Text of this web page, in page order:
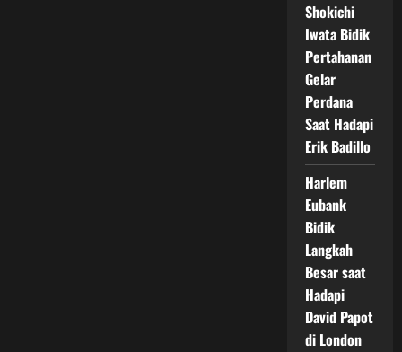
Shokichi
Iwata Bidik
Pertahanan
Gelar
Perdana
Saat Hadapi
Erik Badillo
Harlem
Eubank
Bidik
Langkah
Besar saat
Hadapi
David Papot
di London